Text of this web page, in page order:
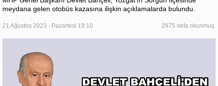
meydana gelen otobüs kazasına ilişkin açıklamalarda bulundu.
21 Ağustos 2023 - Pazartesi 19:10 2975 defa okunmuş.